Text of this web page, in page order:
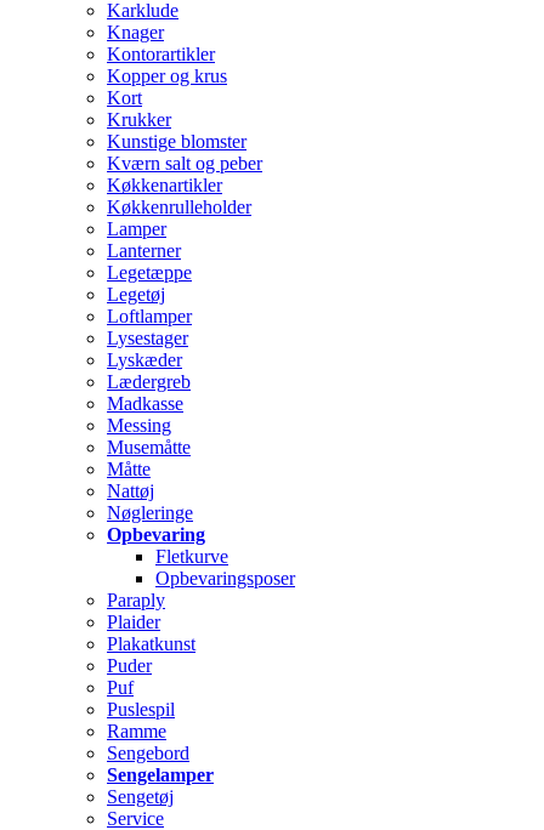
Karklude
Knager
Kontorartikler
Kopper og krus
Kort
Krukker
Kunstige blomster
Kværn salt og peber
Køkkenartikler
Køkkenrulleholder
Lamper
Lanterner
Legetæppe
Legetøj
Loftlamper
Lysestager
Lyskæder
Lædergreb
Madkasse
Messing
Musemåtte
Måtte
Nattøj
Nøgleringe
Opbevaring
Fletkurve
Opbevaringsposer
Paraply
Plaider
Plakatkunst
Puder
Puf
Puslespil
Ramme
Sengebord
Sengelamper
Sengetøj
Service